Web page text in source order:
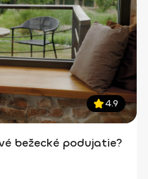
4.9
bežecké podujatie?